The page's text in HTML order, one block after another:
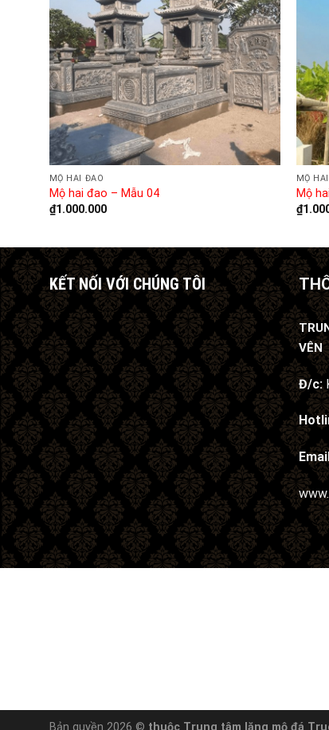
MỘ HAI ĐAO
Mộ hai đao – Mẫu 04
₫1.000.000
MỘ
Mộ
₫
KẾT NỐI VỚI CHÚNG TÔI
VÊN
Đ/c:
Bản quyền 2026 © thuộc Trung tâm lăng mộ đá